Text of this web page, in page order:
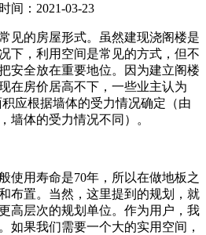
间：2021-03-23
见的房屋形式。虽然建现浇阁楼是
下，利用空间是常见的方式，但不
安全放在重要地位。因为建立阁楼
在房价居高不下，一些业主认为
应根据墙体的受力情况确定（由
墙体的受力情况不同）。
使用寿命是70年，所以在做地板之
布置。当然，这里提到的规划，就
高层次的规划单位。作为用户，我
如果我们需要一个大的实用空间，